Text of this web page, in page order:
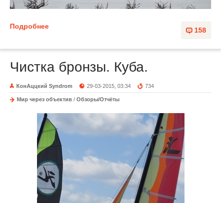
158
Подробнее
Чистка бронзы. Куба.
КонАццкий Syndrom 29-03-2015, 03:34 734
Мир через объектив / Обзоры/Отчёты